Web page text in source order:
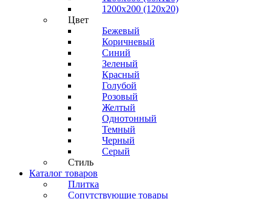
1200х200 (120x20)
Цвет
Бежевый
Коричневый
Синий
Зеленый
Красный
Голубой
Розовый
Желтый
Однотонный
Темный
Черный
Серый
Стиль
Каталог товаров
Плитка
Сопутствующие товары